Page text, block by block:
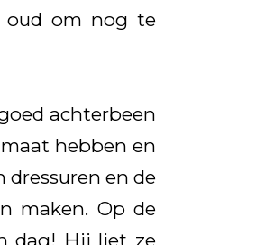
oud om nog te
achterbeen
hebben en
en de
maken. Op de
dag! Hij liet ze